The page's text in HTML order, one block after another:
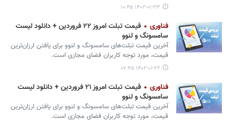
۱۴۰۲-۰۱-۲۳ ۱۰:۴۵
فناوری
قیمت تبلت امروز ۲۲ فروردین + دانلود لیست
سامسونگ و لنوو
آخرین قیمت تبلت‌های سامسونگ و لنوو برای یافتن ارزان‌ترین
قیمت، مورد توجه کاربران فضای مجازی است.
۱۴۰۲-۰۱-۲۲ ۰۷:۴۵
فناوری
قیمت تبلت امروز ۲۱ فروردین + دانلود لیست
سامسونگ و لنوو
آخرین قیمت تبلت‌های سامسونگ و لنوو برای یافتن ارزان‌ترین
قیمت، مورد توجه کاربران فضای مجازی است.